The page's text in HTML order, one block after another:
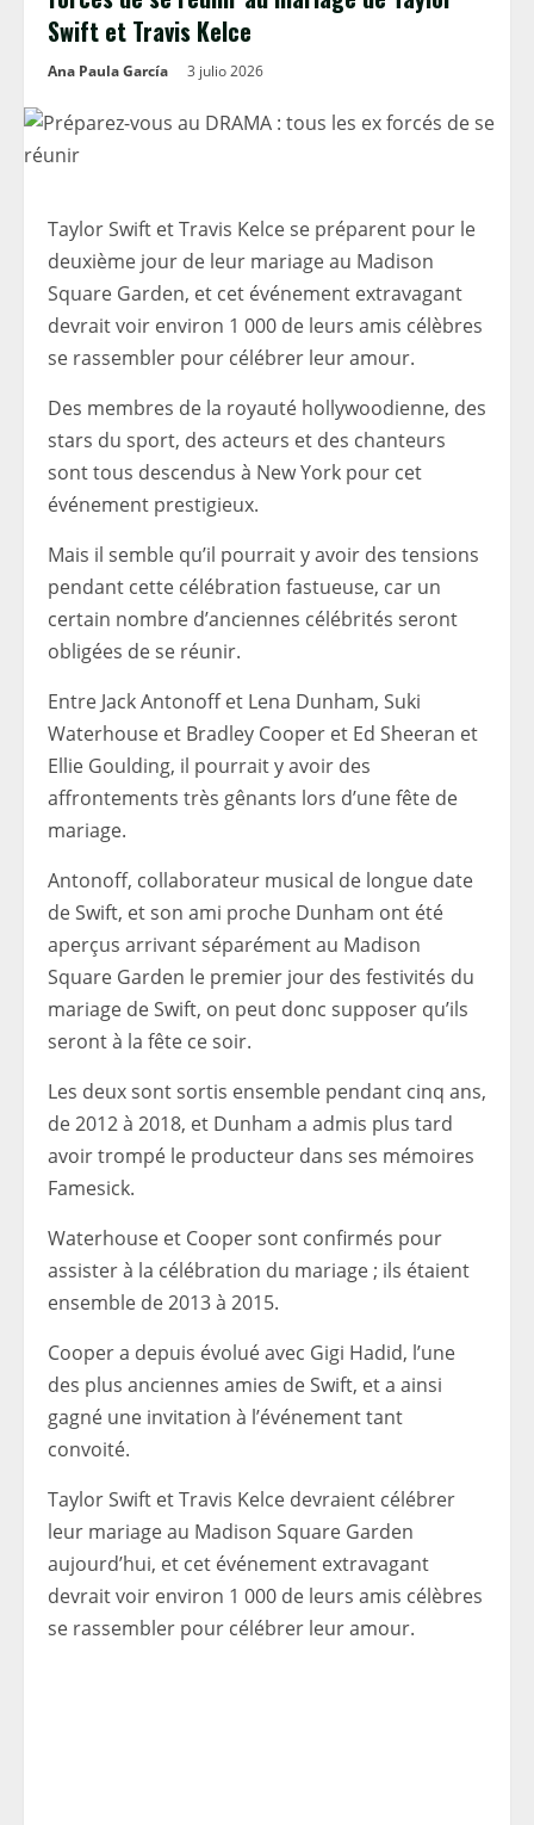
Swift et Travis Kelce
Ana Paula García 3 julio 2026
Taylor Swift et Travis Kelce se préparent pour le
deuxième jour de leur mariage au Madison
Square Garden, et cet événement extravagant
devrait voir environ 1 000 de leurs amis célèbres
se rassembler pour célébrer leur amour.
Des membres de la royauté hollywoodienne, des
stars du sport, des acteurs et des chanteurs
sont tous descendus à New York pour cet
événement prestigieux.
Mais il semble qu’il pourrait y avoir des tensions
pendant cette célébration fastueuse, car un
certain nombre d’anciennes célébrités seront
obligées de se réunir.
Entre Jack Antonoff et Lena Dunham, Suki
Waterhouse et Bradley Cooper et Ed Sheeran et
Ellie Goulding, il pourrait y avoir des
affrontements très gênants lors d’une fête de
mariage.
Antonoff, collaborateur musical de longue date
de Swift, et son ami proche Dunham ont été
aperçus arrivant séparément au Madison
Square Garden le premier jour des festivités du
mariage de Swift, on peut donc supposer qu’ils
seront à la fête ce soir.
Les deux sont sortis ensemble pendant cinq ans,
de 2012 à 2018, et Dunham a admis plus tard
avoir trompé le producteur dans ses mémoires
Famesick.
Waterhouse et Cooper sont confirmés pour
assister à la célébration du mariage ; ils étaient
ensemble de 2013 à 2015.
Cooper a depuis évolué avec Gigi Hadid, l’une
des plus anciennes amies de Swift, et a ainsi
gagné une invitation à l’événement tant
convoité.
Taylor Swift et Travis Kelce devraient célébrer
leur mariage au Madison Square Garden
aujourd’hui, et cet événement extravagant
devrait voir environ 1 000 de leurs amis célèbres
se rassembler pour célébrer leur amour.